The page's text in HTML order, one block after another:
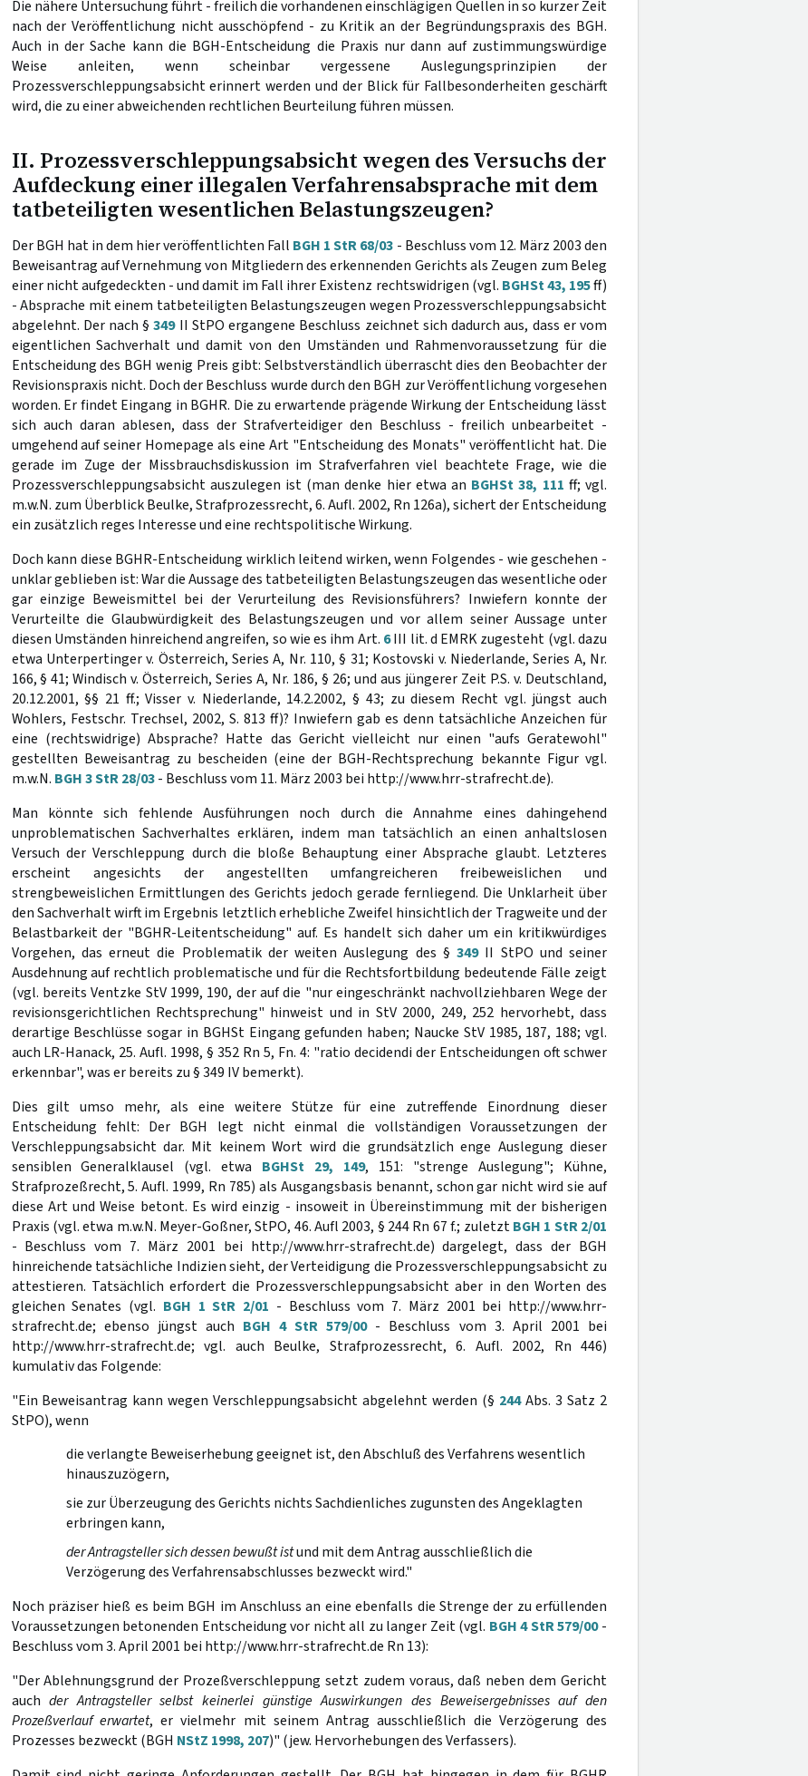
Die nähere Untersuchung führt - freilich die vorhandenen einschlägigen Quellen in so kurzer Zeit
nach der Veröffentlichung nicht ausschöpfend - zu Kritik an der Begründungspraxis des BGH.
Auch in der Sache kann die BGH-Entscheidung die Praxis nur dann auf zustimmungswürdige
Weise anleiten, wenn scheinbar vergessene Auslegungsprinzipien der
Prozessverschleppungsabsicht erinnert werden und der Blick für Fallbesonderheiten geschärft
wird, die zu einer abweichenden rechtlichen Beurteilung führen müssen.
II. Prozessverschleppungsabsicht wegen des Versuchs der
Aufdeckung einer illegalen Verfahrensabsprache mit dem
tatbeteiligten wesentlichen Belastungszeugen?
Der BGH hat in dem hier veröffentlichten Fall BGH 1 StR 68/03 - Beschluss vom 12. März 2003 den
Beweisantrag auf Vernehmung von Mitgliedern des erkennenden Gerichts als Zeugen zum Beleg
einer nicht aufgedeckten - und damit im Fall ihrer Existenz rechtswidrigen (vgl. BGHSt 43, 195ff)
- Absprache mit einem tatbeteiligten Belastungszeugen wegen Prozessverschleppungsabsicht
abgelehnt. Der nach §349II StPO ergangene Beschluss zeichnet sich dadurch aus, dass er vom
eigentlichen Sachverhalt und damit von den Umständen und Rahmenvoraussetzung für die
Entscheidung des BGH wenig Preis gibt: Selbstverständlich überrascht dies den Beobachter der
Revisionspraxis nicht. Doch der Beschluss wurde durch den BGH zur Veröffentlichung vorgesehen
worden. Er findet Eingang in BGHR. Die zu erwartende prägende Wirkung der Entscheidung lässt
sich auch daran ablesen, dass der Strafverteidiger den Beschluss - freilich unbearbeitet -
umgehend auf seiner Homepage als eine Art "Entscheidung des Monats" veröffentlicht hat. Die
gerade im Zuge der Missbrauchsdiskussion im Strafverfahren viel beachtete Frage, wie die
Prozessverschleppungsabsicht auszulegen ist (man denke hier etwa an BGHSt 38, 111 ff; vgl.
m.w.N. zum Überblick Beulke, Strafprozessrecht, 6. Aufl. 2002, Rn 126a), sichert der Entscheidung
ein zusätzlich reges Interesse und eine rechtspolitische Wirkung.
Doch kann diese BGHR-Entscheidung wirklich leitend wirken, wenn Folgendes - wie geschehen -
unklar geblieben ist: War die Aussage des tatbeteiligten Belastungszeugen das wesentliche oder
gar einzige Beweismittel bei der Verurteilung des Revisionsführers? Inwiefern konnte der
Verurteilte die Glaubwürdigkeit des Belastungszeugen und vor allem seiner Aussage unter
diesen Umständen hinreichend angreifen, so wie es ihm Art. 6III lit. d EMRK zugesteht (vgl. dazu
etwa Unterpertinger v. Österreich, Series A, Nr. 110, § 31; Kostovski v. Niederlande, Series A, Nr.
166, § 41; Windisch v. Österreich, Series A, Nr. 186, § 26; und aus jüngerer Zeit P.S. v. Deutschland,
20.12.2001, §§ 21 ff.; Visser v. Niederlande, 14.2.2002, § 43; zu diesem Recht vgl. jüngst auch
Wohlers, Festschr. Trechsel, 2002, S. 813 ff)? Inwiefern gab es denn tatsächliche Anzeichen für
eine (rechtswidrige) Absprache? Hatte das Gericht vielleicht nur einen "aufs Geratewohl"
gestellten Beweisantrag zu bescheiden (eine der BGH-Rechtsprechung bekannte Figur vgl.
m.w.N. BGH 3 StR 28/03- Beschluss vom 11. März 2003 bei http://www.hrr-strafrecht.de).
Man könnte sich fehlende Ausführungen noch durch die Annahme eines dahingehend
unproblematischen Sachverhaltes erklären, indem man tatsächlich an einen anhaltslosen
Versuch der Verschleppung durch die bloße Behauptung einer Absprache glaubt. Letzteres
erscheint angesichts der angestellten umfangreicheren freibeweislichen und
strengbeweislichen Ermittlungen des Gerichts jedoch gerade fernliegend. Die Unklarheit über
den Sachverhalt wirft im Ergebnis letztlich erhebliche Zweifel hinsichtlich der Tragweite und der
Belastbarkeit der "BGHR-Leitentscheidung" auf. Es handelt sich daher um ein kritikwürdiges
Vorgehen, das erneut die Problematik der weiten Auslegung des § 349II StPO und seiner
Ausdehnung auf rechtlich problematische und für die Rechtsfortbildung bedeutende Fälle zeigt
(vgl. bereits Ventzke StV 1999, 190, der auf die "nur eingeschränkt nachvollziehbaren Wege der
revisionsgerichtlichen Rechtsprechung" hinweist und in StV 2000, 249, 252 hervorhebt, dass
derartige Beschlüsse sogar in BGHSt Eingang gefunden haben; Naucke StV 1985, 187, 188; vgl.
auch LR-Hanack, 25. Aufl. 1998, § 352 Rn 5, Fn. 4: "ratio decidendi der Entscheidungen oft schwer
erkennbar", was er bereits zu § 349 IV bemerkt).
Dies gilt umso mehr, als eine weitere Stütze für eine zutreffende Einordnung dieser
Entscheidung fehlt: Der BGH legt nicht einmal die vollständigen Voraussetzungen der
Verschleppungsabsicht dar. Mit keinem Wort wird die grundsätzlich enge Auslegung dieser
sensiblen Generalklausel (vgl. etwa BGHSt 29, 149, 151: "strenge Auslegung"; Kühne,
Strafprozeßrecht, 5. Aufl. 1999, Rn 785) als Ausgangsbasis benannt, schon gar nicht wird sie auf
diese Art und Weise betont. Es wird einzig - insoweit in Übereinstimmung mit der bisherigen
Praxis (vgl. etwa m.w.N. Meyer-Goßner, StPO, 46. Aufl 2003, § 244 Rn 67 f.; zuletztBGH 1 StR 2/01
- Beschluss vom 7. März 2001 bei http://www.hrr-strafrecht.de) dargelegt, dass der BGH
hinreichende tatsächliche Indizien sieht, der Verteidigung die Prozessverschleppungsabsicht zu
attestieren. Tatsächlich erfordert die Prozessverschleppungsabsicht aber in den Worten des
gleichen Senates (vgl. BGH 1 StR 2/01 - Beschluss vom 7. März 2001 bei http://www.hrr-
strafrecht.de; ebenso jüngst auch BGH 4 StR 579/00- Beschluss vom 3. April 2001 bei
http://www.hrr-strafrecht.de; vgl. auch Beulke, Strafprozessrecht, 6. Aufl. 2002, Rn 446)
kumulativ das Folgende:
"Ein Beweisantrag kann wegen Verschleppungsabsicht abgelehnt werden (§ 244Abs. 3 Satz 2
StPO), wenn
die verlangte Beweiserhebung geeignet ist, den Abschluß des Verfahrens wesentlich
hinauszuzögern,
sie zur Überzeugung des Gerichts nichts Sachdienliches zugunsten des Angeklagten
erbringen kann,
der Antragsteller sich dessen bewußt istund mit dem Antrag ausschließlich die
Verzögerung des Verfahrensabschlusses bezweckt wird."
Noch präziser hieß es beim BGH im Anschluss an eine ebenfalls die Strenge der zu erfüllenden
Voraussetzungen betonenden Entscheidung vor nicht all zu langer Zeit (vgl. BGH 4 StR 579/00-
Beschluss vom 3. April 2001 bei http://www.hrr-strafrecht.de Rn 13):
"Der Ablehnungsgrund der Prozeßverschleppung setzt zudem voraus, daß neben dem Gericht
auchder Antragsteller selbst keinerlei günstige Auswirkungen des Beweisergebnisses auf den
Prozeßverlauf erwartet, er vielmehr mit seinem Antrag ausschließlich die Verzögerung des
Prozesses bezweckt (BGH NStZ 1998, 207)" (jew. Hervorhebungen des Verfassers).